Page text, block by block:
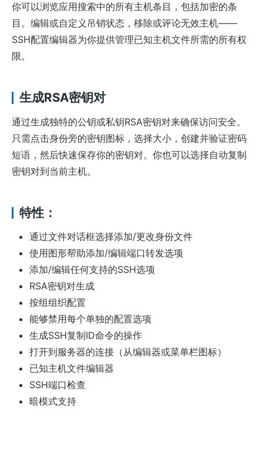
你可以浏览应用搜索中的所有主机条目，包括加密的条
目。编辑或自定义吊销状态，移除或评论无效主机——
SSH配置编辑器为你提供管理已知主机文件所需的所有权
限。
生成RSA密钥对
通过生成独特的公钥或私钥RSA密钥对来确保访问安全。
只需点击身份旁的密钥图标，选择大小，创建并验证密码
短语，然后快速保存你的密钥对。你也可以选择自动复制
密钥对到当前主机。
特性：
通过文件对话框选择添加/更改身份文件
使用图形帮助添加/编辑端口转发选项
添加/编辑任何支持的SSH选项
RSA密钥对生成
按组组织配置
能够禁用每个单独的配置选项
生成SSH复制ID命令的操作
打开到服务器的连接（从编辑器或菜单栏图标）
已知主机文件编辑器
SSH端口检查
暗模式支持